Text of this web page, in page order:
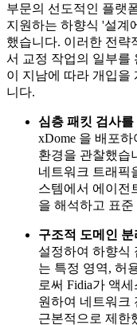
부문의 선도적인 플랫
지원하는 하향식 '설계
했습니다. 이러한 전략
서 교정 작업의 일부를
이 지남에 따라 개입을
니다.
심층 패킷 검사
xDome 을 배포
환경을 관찰했습
네트워크 트래픽
스템에서 에이전
을 해석하고 표
구조적 도메인 분
설정하여 하향식
는 특정 영역, 허
로써 Fidia가 액
원하여 네트워크
근본적으로 제한